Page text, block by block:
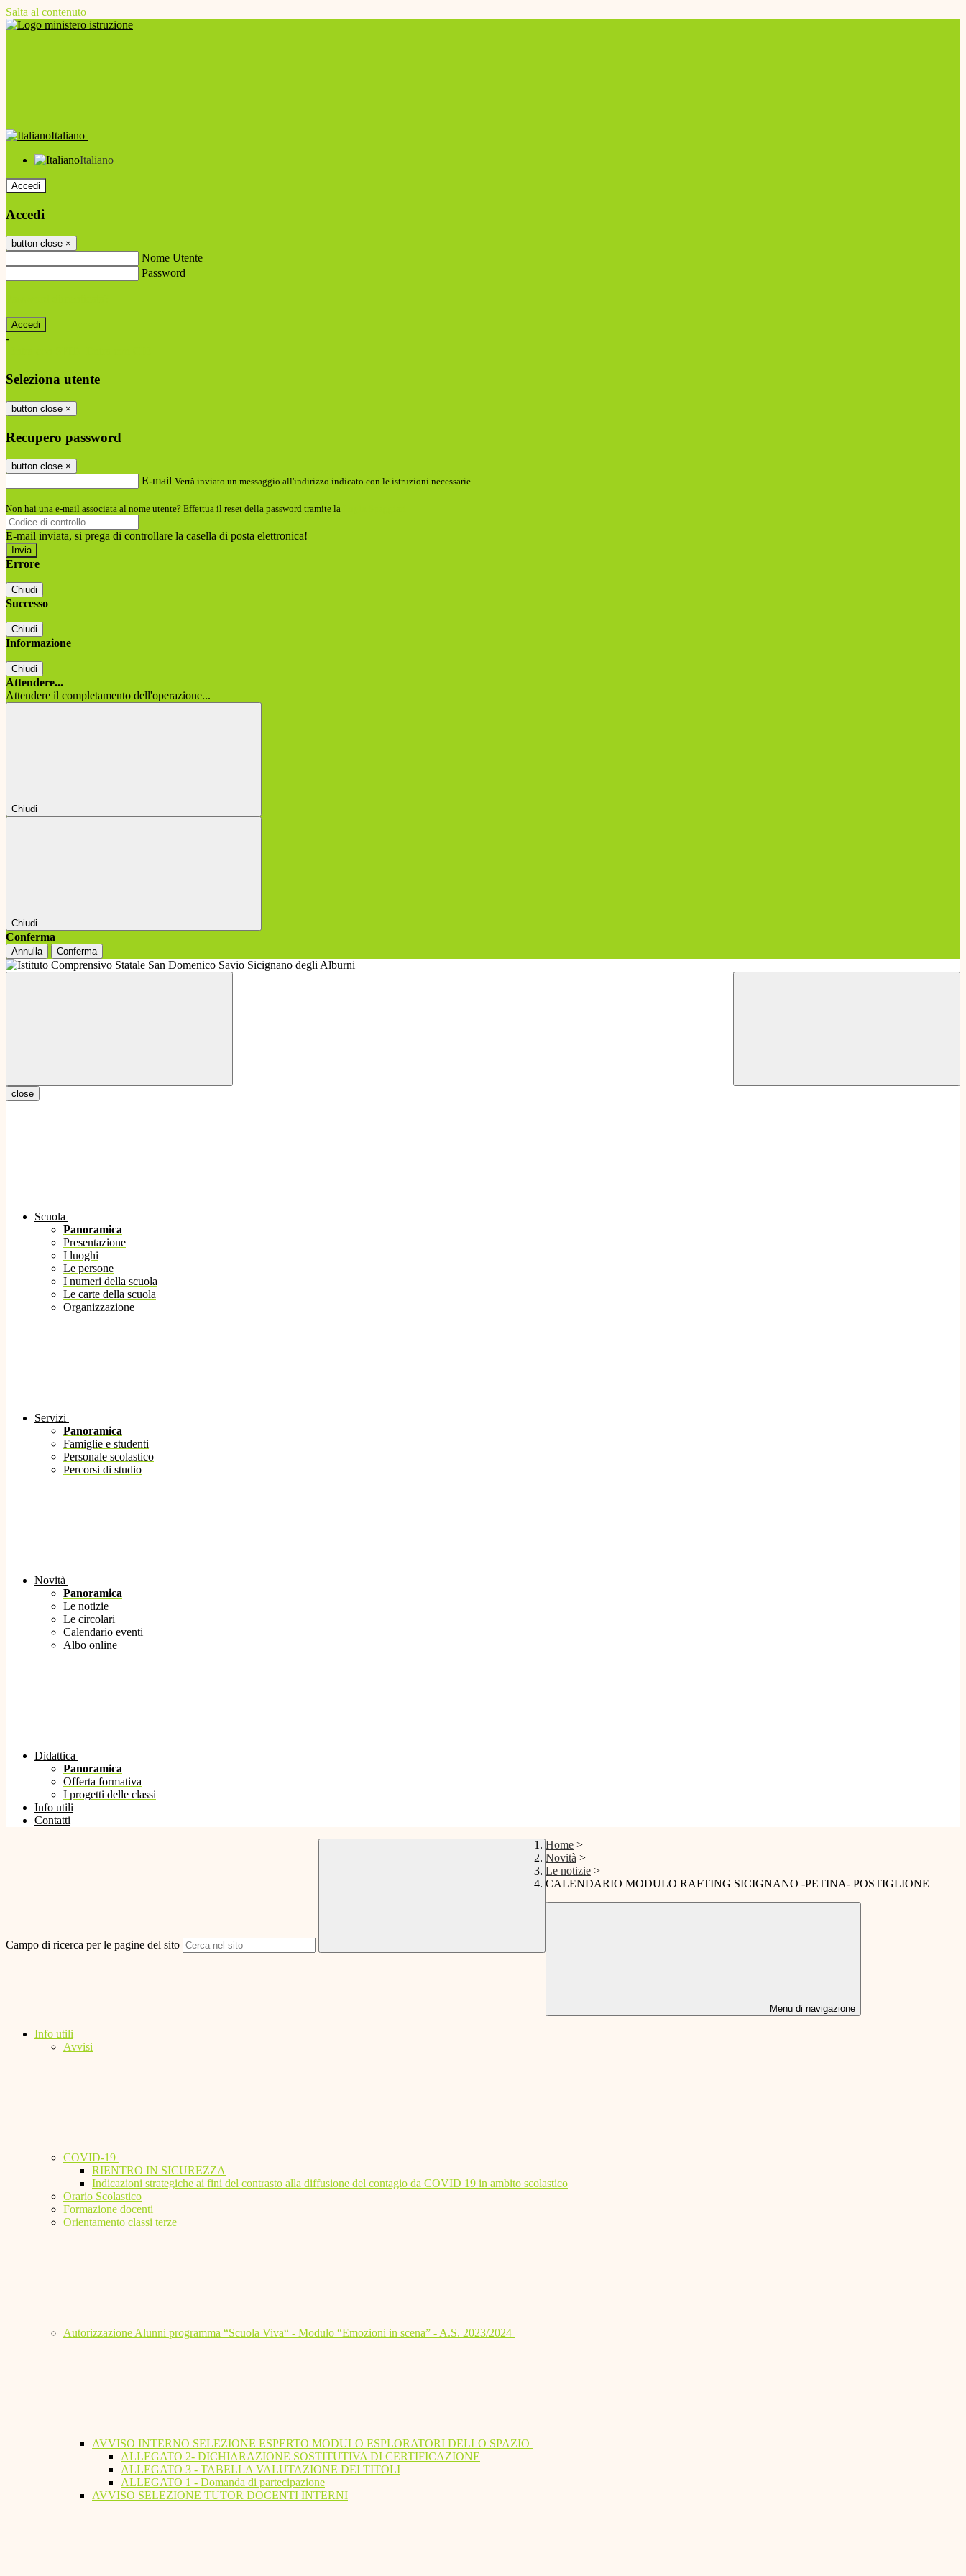
Salta al contenuto
Italiano
Italiano
Accedi
Accedi
button close ×
Nome Utente
Password
-
Seleziona utente
button close ×
Recupero password
button close ×
E-mail Verrà inviato un messaggio all'indirizzo indicato con le istruzioni necessarie.
Non hai una e-mail associata al nome utente? Effettua il reset della password tramite la
E-mail inviata, si prega di controllare la casella di posta elettronica!
Errore
Chiudi
Successo
Chiudi
Informazione
Chiudi
Attendere...
Attendere il completamento dell'operazione...
Chiudi
Chiudi
Conferma
Annulla Conferma
close
Scuola
Panoramica
Presentazione
I luoghi
Le persone
I numeri della scuola
Le carte della scuola
Organizzazione
Servizi
Panoramica
Famiglie e studenti
Personale scolastico
Percorsi di studio
Novità
Panoramica
Le notizie
Le circolari
Calendario eventi
Albo online
Didattica
Panoramica
Offerta formativa
I progetti delle classi
Info utili
Contatti
Campo di ricerca per le pagine del sito
Home >
Novità >
Le notizie >
CALENDARIO MODULO RAFTING SICIGNANO -PETINA- POSTIGLIONE
Menu di navigazione
Info utili
Avvisi
COVID-19
RIENTRO IN SICUREZZA
Indicazioni strategiche ai fini del contrasto alla diffusione del contagio da COVID 19 in ambito scolastico
Orario Scolastico
Formazione docenti
Orientamento classi terze
Autorizzazione Alunni programma “Scuola Viva“ - Modulo “Emozioni in scena” - A.S. 2023/2024
AVVISO INTERNO SELEZIONE ESPERTO MODULO ESPLORATORI DELLO SPAZIO
ALLEGATO 2- DICHIARAZIONE SOSTITUTIVA DI CERTIFICAZIONE
ALLEGATO 3 - TABELLA VALUTAZIONE DEI TITOLI
ALLEGATO 1 - Domanda di partecipazione
AVVISO SELEZIONE TUTOR DOCENTI INTERNI